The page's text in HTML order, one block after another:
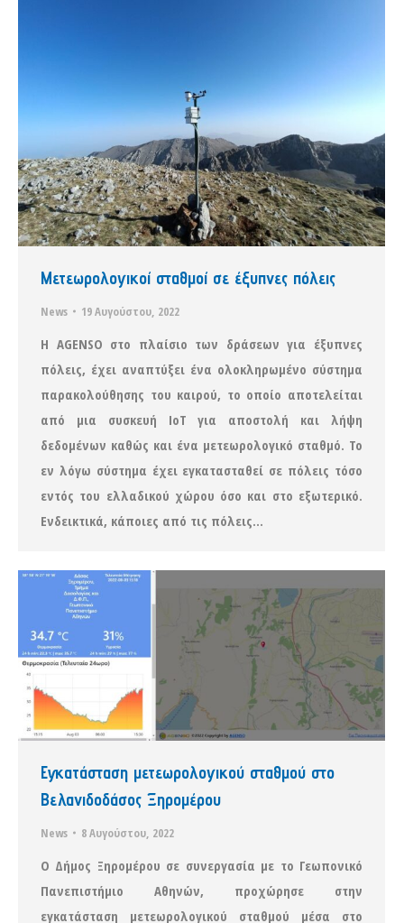
Μετεωρολογικοί σταθμοί σε έξυπνες πόλεις
News 19 Αυγούστου, 2022
Η AGENSO στο πλαίσιο των δράσεων για έξυπνες
πόλεις, έχει αναπτύξει ένα ολοκληρωμένο σύστημα
παρακολούθησης του καιρού, το οποίο αποτελείται
από μια συσκευή IoT για αποστολή και λήψη
δεδομένων καθώς και ένα μετεωρολογικό σταθμό. Το
εν λόγω σύστημα έχει εγκατασταθεί σε πόλεις τόσο
εντός του ελλαδικού χώρου όσο και στο εξωτερικό.
Ενδεικτικά, κάποιες από τις πόλεις…
Εγκατάσταση μετεωρολογικού σταθμού στο
Βελανιδοδάσος Ξηρομέρου
News 8 Αυγούστου, 2022
Ο Δήμος Ξηρομέρου σε συνεργασία με το Γεωπονικό
Πανεπιστήμιο Αθηνών, προχώρησε στην
εγκατάσταση μετεωρολογικού σταθμού μέσα στο